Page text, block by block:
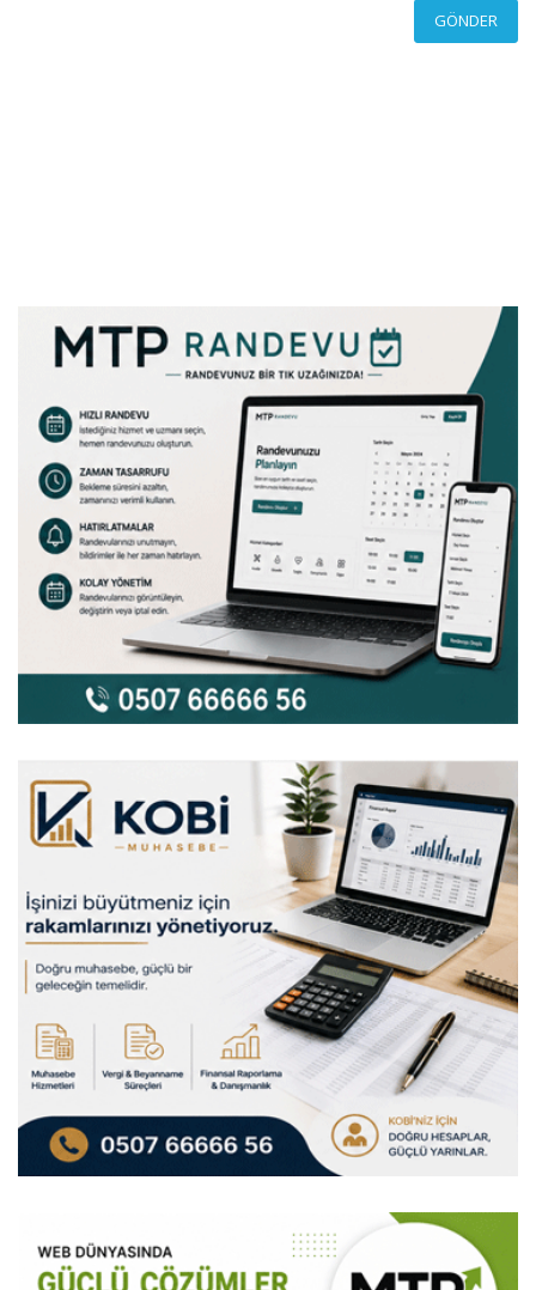
GÖNDER